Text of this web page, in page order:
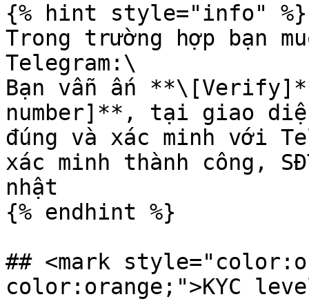
{% hint style="info" %}
Trong trường hợp bạn
Telegram:\
Bạn vẫn ấn
number]**, tại giao
đúng và xác minh với
xác minh thành công,
nhật
{% endhint %}
## <mark
color:orange;">KYC